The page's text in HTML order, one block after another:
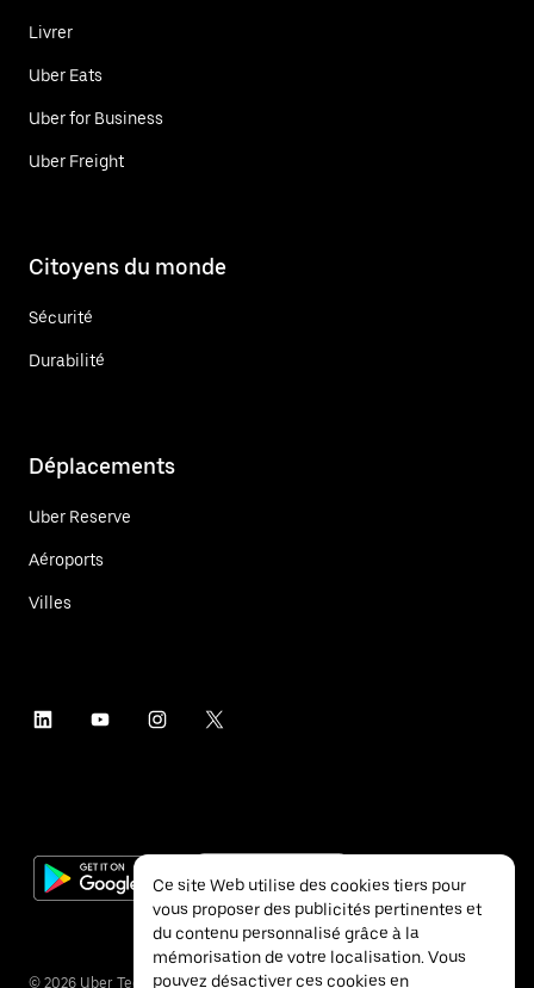
Livrer
Uber Eats
Uber for Business
Uber Freight
Citoyens du monde
Sécurité
Durabilité
Déplacements
Uber Reserve
Aéroports
Villes
© 2026 Uber Technologies Inc.
Ce site Web utilise des cookies tiers pour
vous proposer des publicités pertinentes et
du contenu personnalisé grâce à la
mémorisation de votre localisation. Vous
pouvez désactiver ces cookies en